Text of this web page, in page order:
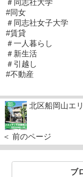
＃同志社大学
#同女
＃同志社女子大学
#賃貸
＃一人暮らし
＃新生活
＃引越し
#不動産
北区船岡山エ
＜ 前のページ
ブ